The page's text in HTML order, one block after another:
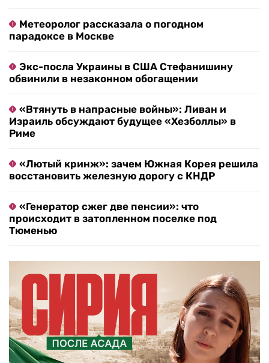
Метеоролог рассказала о погодном
парадоксе в Москве
Экс-посла Украины в США Стефанишину
обвинили в незаконном обогащении
«Втянуть в напрасные войны»: Ливан и
Израиль обсуждают будущее «Хезболлы» в
Риме
«Лютый кринж»: зачем Южная Корея решила
восстановить железную дорогу с КНДР
«Генератор сжег две пенсии»: что
происходит в затопленном поселке под
Тюменью